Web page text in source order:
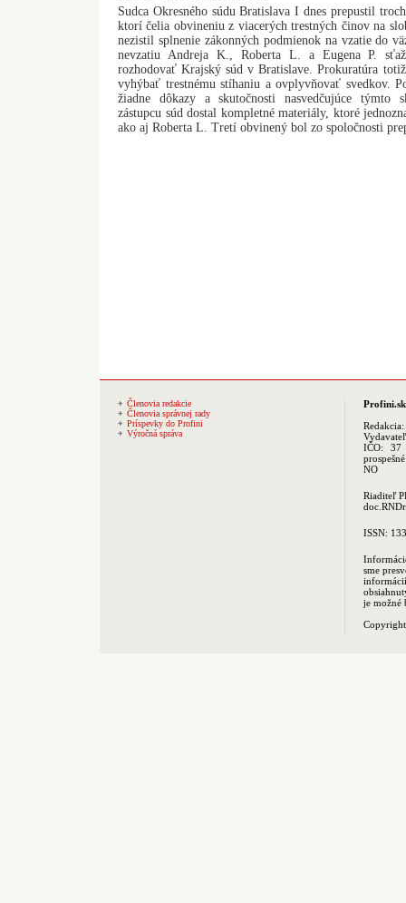
Sudca Okresného súdu Bratislava I dnes prepustil
ktorí čelia obvineniu z viacerých trestných činov na
nezistil splnenie zákonných podmienok na vzatie do
nevzatiu Andreja K., Roberta L. a Eugena P.
rozhodovať Krajský súd v Bratislave. Prokuratúra
vyhýbať trestnému stíhaniu a ovplyvňovať svedkov.
žiadne dôkazy a skutočnosti nasvedčujúce týmto
zástupcu súd dostal kompletné materiály, ktoré
ako aj Roberta L. Tretí obvinený bol zo spoločnosti
Členovia redakcie
Členovia správnej rady
Príspevky do Profini
Výročná správa
Profini.sk
Redakcia:
IČO: 37
NO
Riaditeľ
ISSN:
sme
je možné